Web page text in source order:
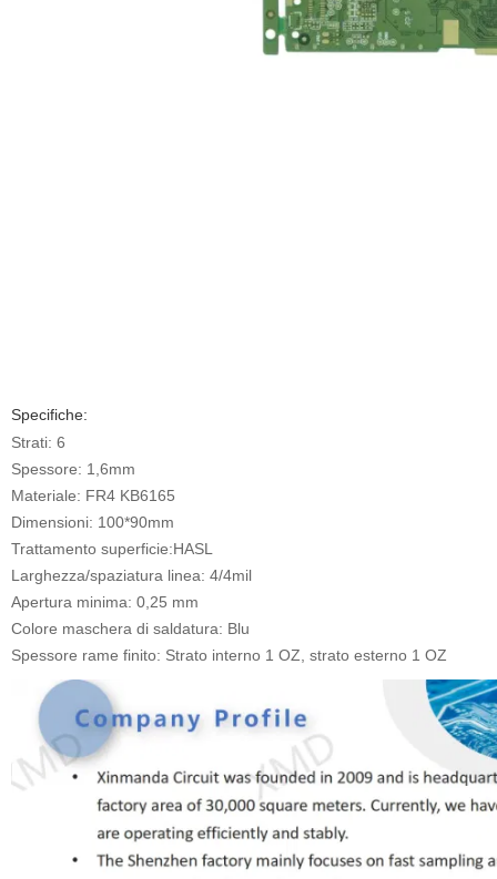
Specifiche:
Strati: 6
Spessore: 1,6mm
Materiale: FR4 KB6165
Dimensioni: 100*90mm
Trattamento superficie:HASL
Larghezza/spaziatura linea: 4/4mil
Apertura minima: 0,25 mm
Colore maschera di saldatura: Blu
Spessore rame finito: Strato interno 1 OZ, strato esterno 1 OZ